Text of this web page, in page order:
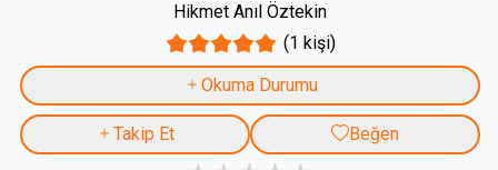
Hikmet Anıl Öztekin
(1 kişi)
Okuma Durumu
Takip Et Beğen